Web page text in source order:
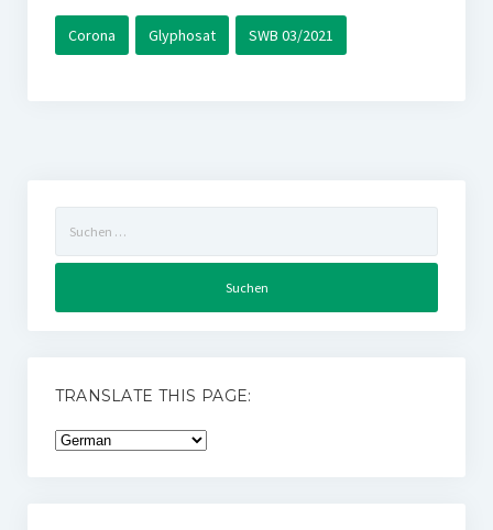
Corona Glyphosat SWB 03/2021
nach:
TRANSLATE THIS PAGE: